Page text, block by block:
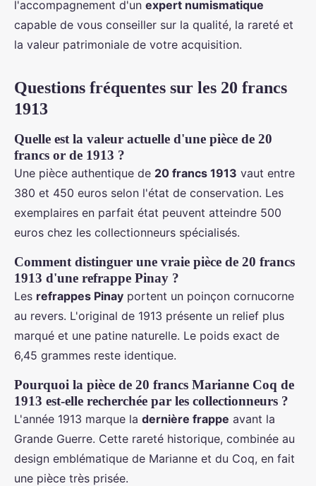
l'accompagnement d'un expert numismatique
capable de vous conseiller sur la qualité, la rareté et
la valeur patrimoniale de votre acquisition.
Questions fréquentes sur les 20 francs
1913
Quelle est la valeur actuelle d'une pièce de 20
francs or de 1913 ?
Une pièce authentique de 20 francs 1913 vaut entre
380 et 450 euros selon l'état de conservation. Les
exemplaires en parfait état peuvent atteindre 500
euros chez les collectionneurs spécialisés.
Comment distinguer une vraie pièce de 20 francs
1913 d'une refrappe Pinay ?
Les refrappes Pinay portent un poinçon cornucorne
au revers. L'original de 1913 présente un relief plus
marqué et une patine naturelle. Le poids exact de
6,45 grammes reste identique.
Pourquoi la pièce de 20 francs Marianne Coq de
1913 est-elle recherchée par les collectionneurs ?
L'année 1913 marque la dernière frappe avant la
Grande Guerre. Cette rareté historique, combinée au
design emblématique de Marianne et du Coq, en fait
une pièce très prisée.